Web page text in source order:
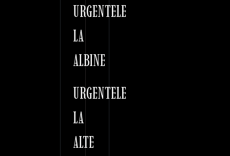
URGENTELE
LA
ALBINE
URGENTELE
LA
ALTE